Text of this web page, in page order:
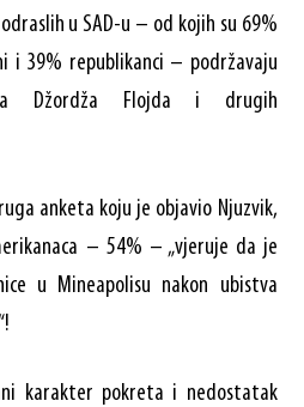
u SAD-u – od kojih su 69%
i 39% republikanci – podržavaju
Džordža Flojda i drugih
anketa koju je objavio Njuzvik,
– 54% – „vjeruje da je
u Mineapolisu nakon ubistva
karakter pokreta i nedostatak